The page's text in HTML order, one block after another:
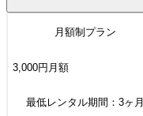
月額制プラン
3,000円 月額
最低レンタル期間：3ヶ月